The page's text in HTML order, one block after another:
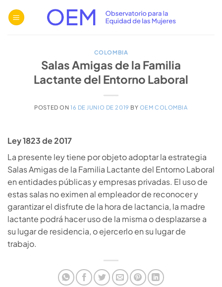
COLOMBIA
Salas Amigas de la Familia
Lactante del Entorno Laboral
POSTED ON 16 DE JUNIO DE 2019 BY OEM COLOMBIA
Ley 1823 de 2017
La presente ley tiene por objeto adoptar la estrategia
Salas Amigas de la Familia Lactante del Entorno Laboral
en entidades públicas y empresas privadas. El uso de
estas salas no eximen al empleador de reconocer y
garantizar el disfrute de la hora de lactancia, la madre
lactante podrá hacer uso de la misma o desplazarse a
su lugar de residencia, o ejercerlo en su lugar de
trabajo.